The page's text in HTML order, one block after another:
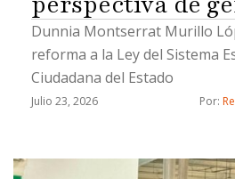
Dunnia Montserrat Murillo
reforma a la Ley del Sistema
Ciudadana del Estado
Julio 23, 2026 Por: